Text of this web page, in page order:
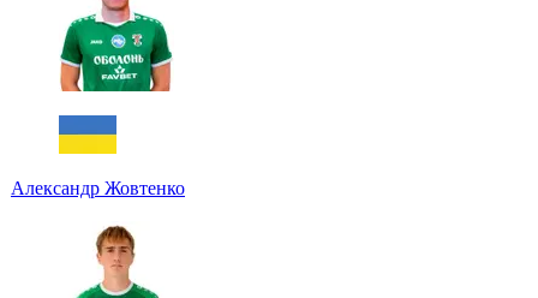
Александр Жовтенко